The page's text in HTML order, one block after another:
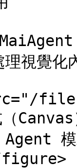
視覺化
files/
模